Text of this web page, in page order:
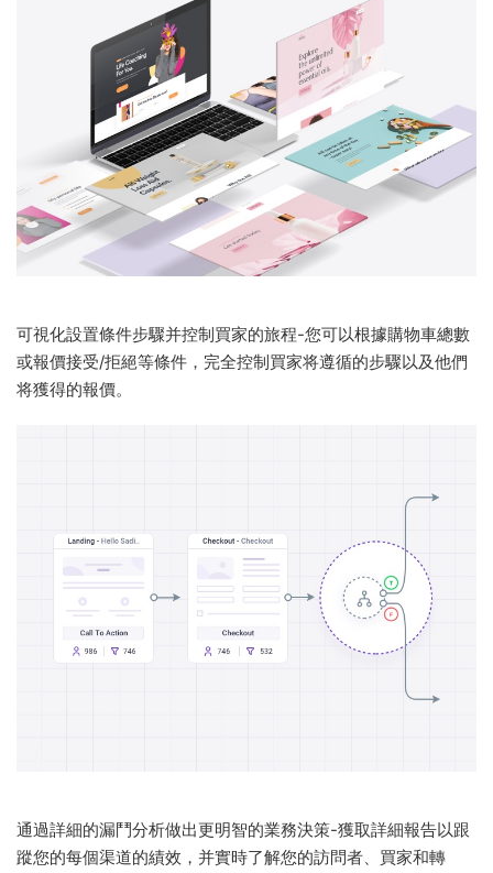
可視化設置條件步驟并控制買家的旅程-您可以根據購物車總數
或報價接受/拒絕等條件，完全控制買家将遵循的步驟以及他們
将獲得的報價。
通過詳細的漏鬥分析做出更明智的業務決策-獲取詳細報告以跟
蹤您的每個渠道的績效，并實時了解您的訪問者、買家和轉